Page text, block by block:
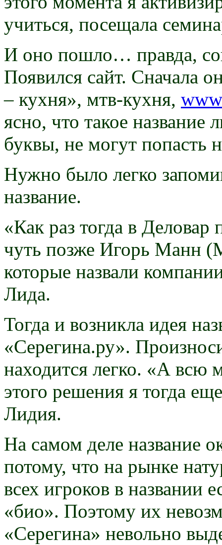
учиться, посещала
И оно пошло… правда,
Появился сайт. Сначала
– кухня», мтв-кухня,
ясно, что такое
буквы, не могут попасть
Нужно было легко
название.
«Как раз тогда в
чуть позже Игорь Манн
которые назвали
Лида.
Тогда и возникла идея
«Серегина.ру».
находится легко. «А всю
этого решения я тогда
Лидия.
На самом деле название
потому, что на рынке
всех игроков в названии
«био». Поэтому их
«Серегина» невольно